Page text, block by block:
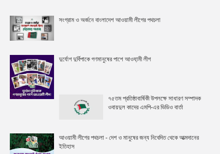
সংগ্রাম ও অর্জনে বাংলাদেশ আওয়ামী লীগের পথচলা
দুর্যোগ দুর্বিপাকে গণমানুষের পাশে আওযা়মী লীগ
৭৫তম প্রতিষ্ঠাবার্ষিকী উপলক্ষে সাধারণ সম্পাদক
ওবায়দুল কাদের এমপি-এর ভিডিও বার্তা
আওয়ামী লীগের পথচলা - দেশ ও মানুষের জন্য নিবেদিত থেকে আত্মদানের
ইতিহাস